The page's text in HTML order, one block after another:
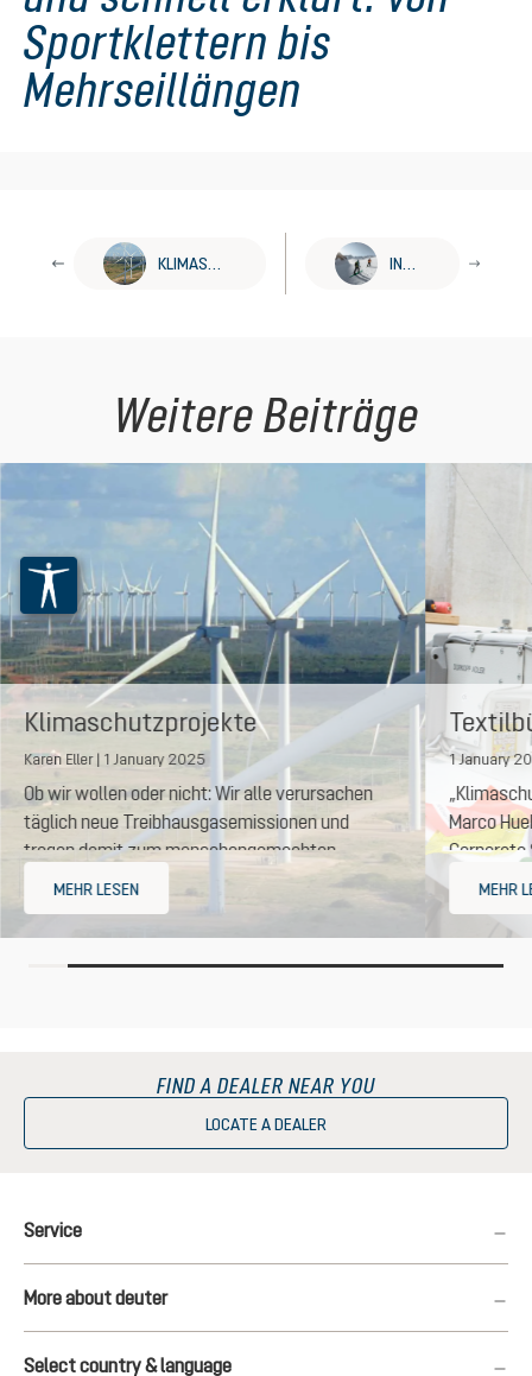
Sportklettern bis
Mehrseillängen
KLIMASCHUTZPROJEKTE UNTERSTÜTZEN INFOS SKITOURENGEHEN
Weitere Beiträge
Klimaschutzprojekte
unterstützen
Karen Eller | 1 January 2025
Ob wir wollen oder nicht: Wir alle verursachen
täglich neue Treibhausgasemissionen und
tragen damit zum menschengemachten
Klimawandel bei.
MEHR LESEN
1 January
Marco
Corporate
MEHR
FIND A DEALER NEAR YOU
LOCATE A DEALER
Service
More about deuter
Select country & language